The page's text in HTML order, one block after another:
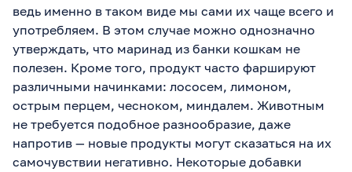
ведь именно в таком виде мы сами их чаще всего и
употребляем. В этом случае можно однозначно
утверждать, что маринад из банки кошкам не
полезен. Кроме того, продукт часто фаршируют
различными начинками: лососем, лимоном,
острым перцем, чесноком, миндалем. Животным
не требуется подобное разнообразие, даже
напротив — новые продукты могут сказаться на их
самочувствии негативно. Некоторые добавки